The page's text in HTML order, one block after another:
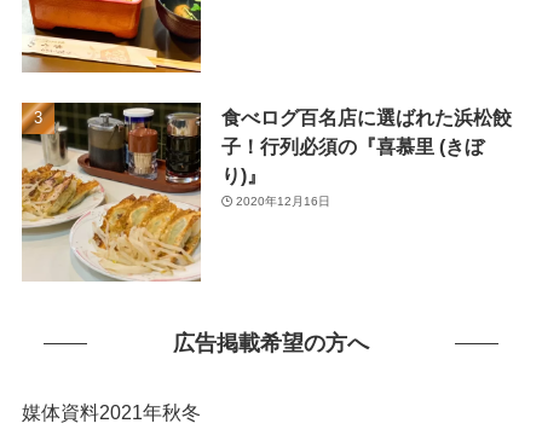
食べログ百名店に選ばれた浜松餃
子！行列必須の『喜慕里 (きぼ
り)』
2020年12月16日
広告掲載希望の方へ
媒体資料2021年秋冬